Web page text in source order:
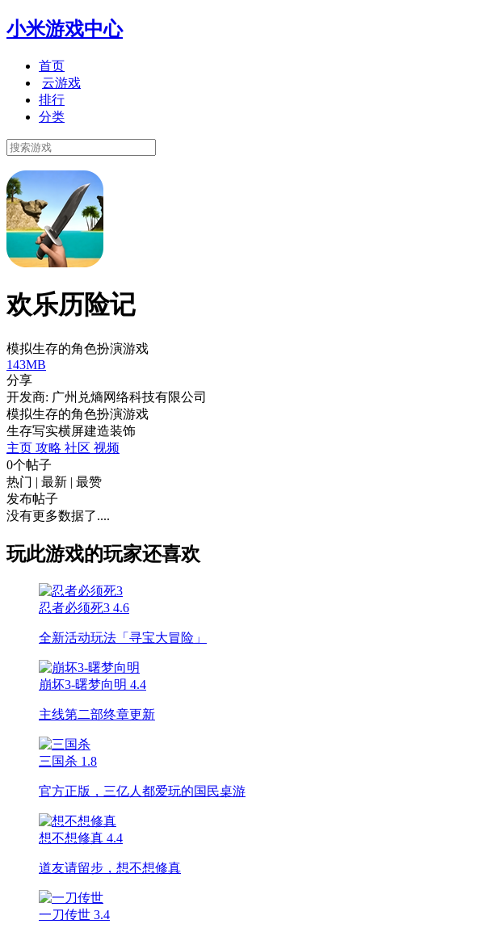
小米游戏中心
首页
云游戏
排行
分类
欢乐历险记
模拟生存的角色扮演游戏
143MB
分享
开发商: 广州兑熵网络科技有限公司
模拟生存的角色扮演游戏
生存写实横屏建造装饰
主页 攻略 社区 视频
0个帖子
热门 | 最新 | 最赞
发布帖子
没有更多数据了....
玩此游戏的玩家还喜欢
忍者必须死3 4.6
全新活动玩法「寻宝大冒险」
崩坏3-曙梦向明 4.4
主线第二部终章更新
三国杀 1.8
官方正版，三亿人都爱玩的国民桌游
想不想修真 4.4
道友请留步，想不想修真
一刀传世 3.4